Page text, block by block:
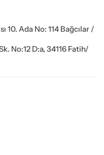
10. Ada No: 114 Bağcılar /
No:12 D:a, 34116 Fatih/